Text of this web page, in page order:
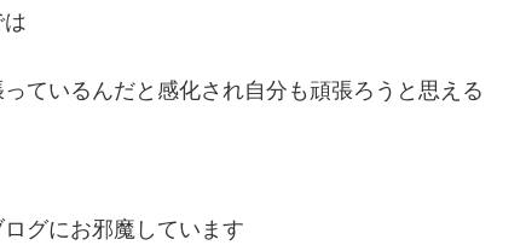
ているんだと感化され自分も頑張ろうと思える
グにお邪魔しています